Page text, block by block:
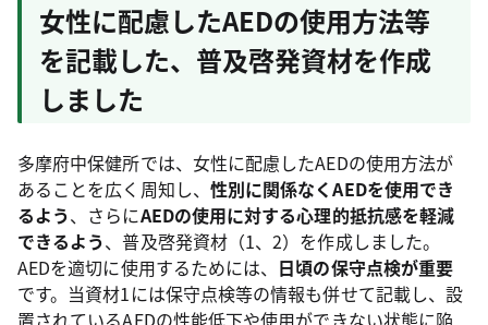
女性に配慮したAEDの使用方法等
を記載した、普及啓発資材を作成
しました
多摩府中保健所では、女性に配慮したAEDの使用方法が
あることを広く周知し、 性別に関係なくAEDを使用でき
るよう、さらにAEDの使用に対する心理的抵抗感を軽減
できるよう、普及啓発資材（1、2）を作成しました。
AEDを適切に使用するためには、 日頃の保守点検が重要
です。当資材1には保守点検等の情報も併せて記載し、設
置されているAEDの性能低下や使用ができない状態に陥